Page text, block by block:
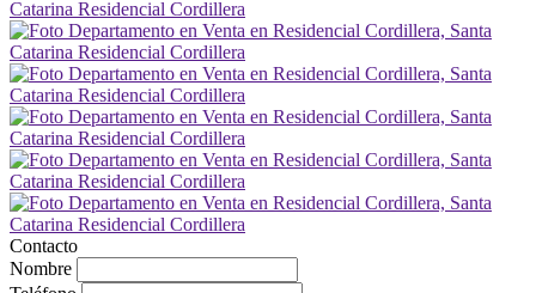
Contacto
Nombre